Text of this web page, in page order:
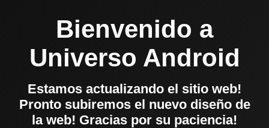
Bienvenido a
Universo Android
Estamos actualizando el sitio web!
Pronto subiremos el nuevo diseño de
la web! Gracias por su paciencia!